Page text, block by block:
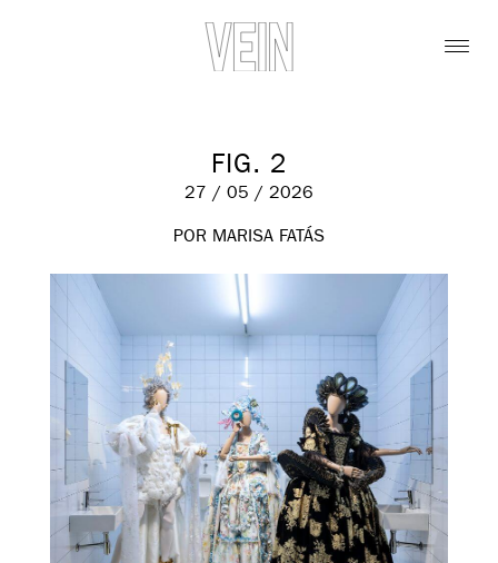
FIG. 2
27 / 05 / 2026
POR MARISA FATÁS